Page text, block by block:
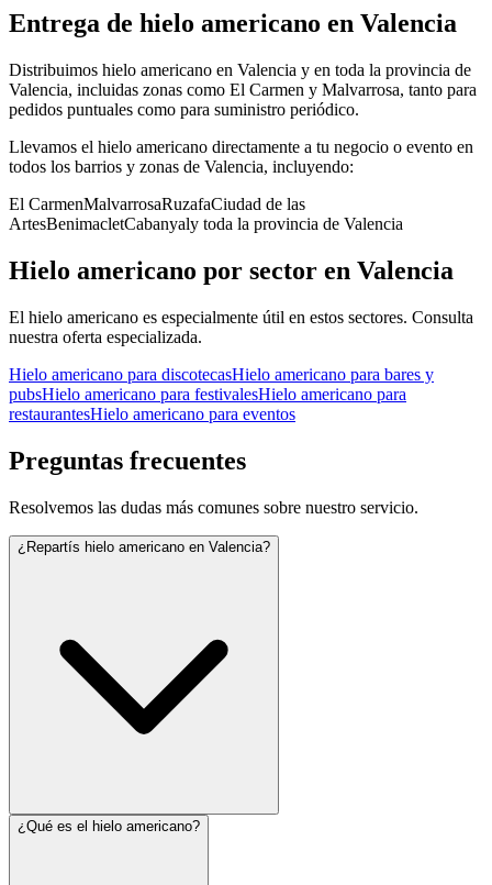
Entrega de hielo americano en Valencia
Distribuimos hielo americano en Valencia y en toda la provincia de
Valencia, incluidas zonas como El Carmen y Malvarrosa, tanto para
pedidos puntuales como para suministro periódico.
Llevamos el hielo americano directamente a tu negocio o evento en
todos los barrios y zonas de Valencia, incluyendo:
El CarmenMalvarrosaRuzafaCiudad de las
ArtesBenimacletCabanyaly toda la provincia de Valencia
Hielo americano por sector en Valencia
El hielo americano es especialmente útil en estos sectores. Consulta
nuestra oferta especializada.
Hielo americano para discotecasHielo americano para bares y
pubsHielo americano para festivalesHielo americano para
restaurantesHielo americano para eventos
Preguntas frecuentes
Resolvemos las dudas más comunes sobre nuestro servicio.
¿Repartís hielo americano en Valencia?
¿Qué es el hielo americano?